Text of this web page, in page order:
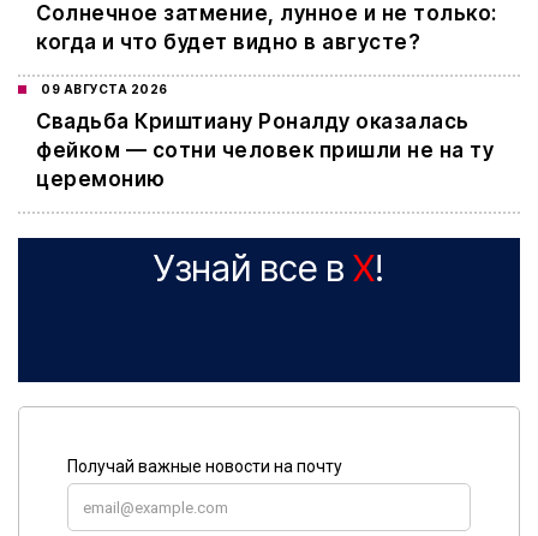
Cолнечное затмение, лунное и не только:
когда и что будет видно в августе?
09 АВГУСТА 2026
Свадьба Криштиану Роналду оказалась
фейком — сотни человек пришли не на ту
церемонию
Узнай все в X!